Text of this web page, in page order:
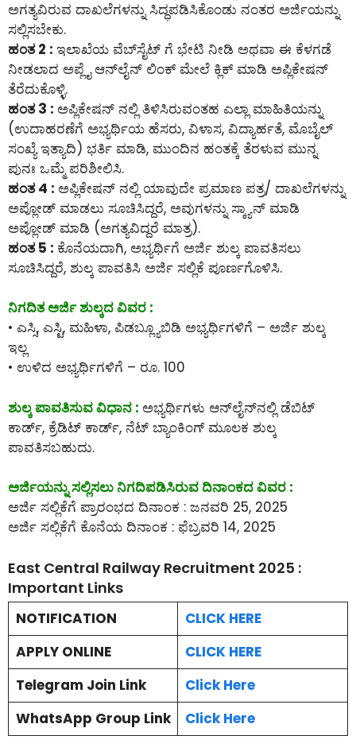
ಅಗತ್ಯವಿರುವ ದಾಖಲೆಗಳನ್ನು ಸಿದ್ಧಪಡಿಸಿಕೊಂಡು ನಂತರ ಅರ್ಜಿಯನ್ನು
ಸಲ್ಲಿಸಬೇಕು.
ಹಂತ 2 : ಇಲಾಖೆಯ ವೆಬ್‌ಸೈಟ್ ಗೆ ಭೇಟಿ ನೀಡಿ ಅಥವಾ ಈ ಕೆಳಗಡೆ
ನೀಡಲಾದ ಅಪ್ಲೈ ಆನ್‌ಲೈನ್‌ ಲಿಂಕ್ ಮೇಲೆ ಕ್ಲಿಕ್ ಮಾಡಿ ಅಪ್ಲಿಕೇಷನ್
ತೆರೆದುಕೊಳ್ಳಿ.
ಹಂತ 3 : ಅಪ್ಲಿಕೇಷನ್ ನಲ್ಲಿ ತಿಳಿಸಿರುವಂತಹ ಎಲ್ಲಾ ಮಾಹಿತಿಯನ್ನು
(ಉದಾಹರಣೆಗೆ ಅಭ್ಯರ್ಥಿಯ ಹೆಸರು, ವಿಳಾಸ, ವಿದ್ಯಾರ್ಹತೆ, ಮೊಬೈಲ್
ಸಂಖ್ಯೆ ಇತ್ಯಾದಿ) ಭರ್ತಿ ಮಾಡಿ, ಮುಂದಿನ ಹಂತಕ್ಕೆ ತೆರಳುವ ಮುನ್ನ
ಪುನಃ ಒಮ್ಮೆ ಪರಿಶೀಲಿಸಿ.
ಹಂತ 4 : ಅಪ್ಲಿಕೇಷನ್ ನಲ್ಲಿ ಯಾವುದೇ ಪ್ರಮಾಣ ಪತ್ರ/ ದಾಖಲೆಗಳನ್ನು
ಅಪ್ಲೋಡ್ ಮಾಡಲು ಸೂಚಿಸಿದ್ದರೆ, ಅವುಗಳನ್ನು ಸ್ಕ್ಯಾನ್ ಮಾಡಿ
ಅಪ್ಲೋಡ್ ಮಾಡಿ (ಅಗತ್ಯವಿದ್ದರೆ ಮಾತ್ರ).
ಹಂತ 5 : ಕೊನೆಯದಾಗಿ, ಅಭ್ಯರ್ಥಿಗೆ ಅರ್ಜಿ ಶುಲ್ಕ ಪಾವತಿಸಲು
ಸೂಚಿಸಿದ್ದರೆ, ಶುಲ್ಕ ಪಾವತಿಸಿ ಅರ್ಜಿ ಸಲ್ಲಿಕೆ ಪೂರ್ಣಗೊಳಿಸಿ.
ನಿಗದಿತ ಅರ್ಜಿ ಶುಲ್ಕದ ವಿವರ :
• ಎಸ್ಸಿ, ಎಸ್ಟಿ, ಮಹಿಳಾ, ಪಿಡಬ್ಲ್ಯೂಬಿಡಿ ಅಭ್ಯರ್ಥಿಗಳಿಗೆ – ಅರ್ಜಿ ಶುಲ್ಕ
ಇಲ್ಲ
• ಉಳಿದ ಅಭ್ಯರ್ಥಿಗಳಿಗೆ – ರೂ. 100
ಶುಲ್ಕ ಪಾವತಿಸುವ ವಿಧಾನ : ಅಭ್ಯರ್ಥಿಗಳು ಆನ್‌ಲೈನ್‌ನಲ್ಲಿ ಡೆಬಿಟ್
ಕಾರ್ಡ್, ಕ್ರೆಡಿಟ್ ಕಾರ್ಡ್, ನೆಟ್ ಬ್ಯಾಂಕಿಂಗ್ ಮೂಲಕ ಶುಲ್ಕ
ಪಾವತಿಸಬಹುದು.
ಅರ್ಜಿಯನ್ನು ಸಲ್ಲಿಸಲು ನಿಗದಿಪಡಿಸಿರುವ ದಿನಾಂಕದ ವಿವರ :
ಅರ್ಜಿ ಸಲ್ಲಿಕೆಗೆ ಪ್ರಾರಂಭದ ದಿನಾಂಕ : ಜನವರಿ 25, 2025
ಅರ್ಜಿ ಸಲ್ಲಿಕೆಗೆ ಕೊನೆಯ ದಿನಾಂಕ : ಫೆಬ್ರವರಿ 14, 2025
East Central Railway Recruitment 2025 :
Important Links
NOTIFICATION
CLICK HERE
APPLY ONLINE
CLICK HERE
Telegram Join Link
Click Here
WhatsApp Group Link
Click Here